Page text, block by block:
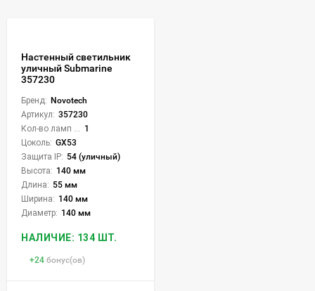
Настенный светильник
уличный Submarine
357230
Бренд: Novotech
Артикул: 357230
1
Цоколь: GX53
Защита IP: 54 (уличный)
Высота: 140 мм
Длина: 55 мм
Ширина: 140 мм
Диаметр: 140 мм
НАЛИЧИЕ: 134 ШТ.
+24 бонус(ов)